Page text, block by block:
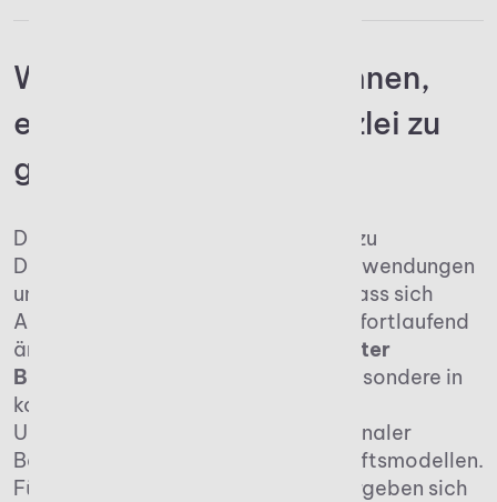
Warum kann es sich lohnen,
eine eigene Steuerkanzlei zu
gründen?
Der eben beschriebene Wandel hin zu
Digitalisierung, Cloud-basierten Anwendungen
und Automatisierung sorgt dafür, dass sich
Arbeitsabläufe von Steuerberatern fortlaufend
ändern. Der
Bedarf nach kompetenter
Beratung bleibt dabei hoch
– insbesondere in
komplexen Bereichen wie der
Unternehmensnachfolge, internationaler
Besteuerung oder digitalen Geschäftsmodellen.
Für alle, die eine Kanzlei gründen, ergeben sich